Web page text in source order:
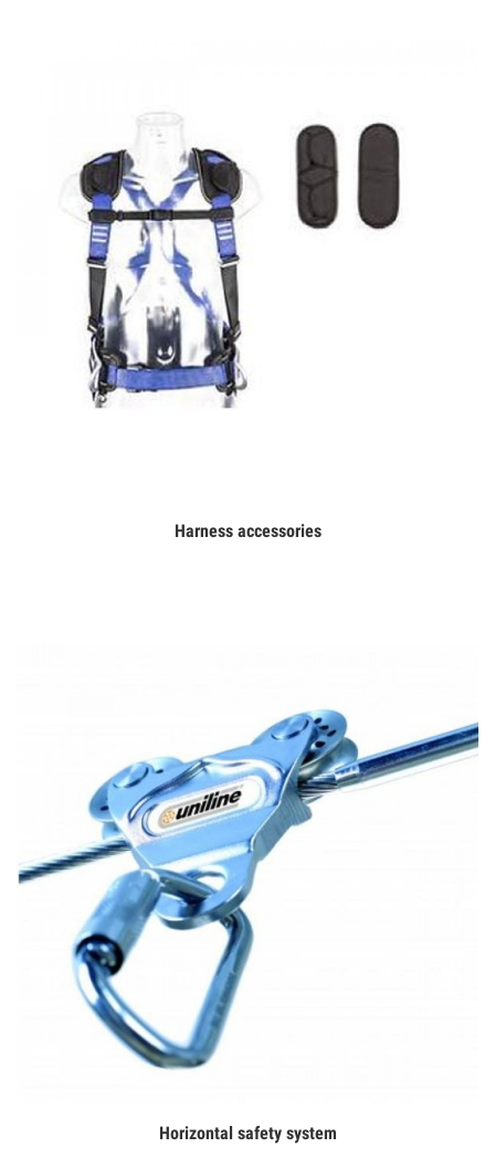
ДэлгэрэнгүйHarness accessories
ДэлгэрэнгүйHorizontal safety system